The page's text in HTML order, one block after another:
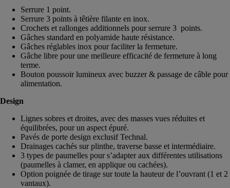
Serrure 1 point.
Serrure 3 points à têtière filante en inox.
Crochets et rallonges additionnels pour serrure 3 points.
Gâches standard en polyamide haute résistance.
Gâches réglables inox pour faciliter la fermeture.
Gâche libre pour une meilleure efficacité de fermeture à long
terme.
Bouton poussoir lumineux avec buzzer & passage de câble pour
alimentation.
Design
Lignes sobres et droites, avec des masses vues réduites et
équilibrées, pour un aspect épuré.
Pavés de porte design exclusif Technal.
Drainages cachés sur plinthe, traverse basse et intermédiaire.
3 types de paumelles pour s’adapter aux différentes utilisations
(paumelles à clamer, en applique ou cachées).
Option poignée de tirage sur toute la hauteur de l’ouvrant (1 et 2
vantaux).